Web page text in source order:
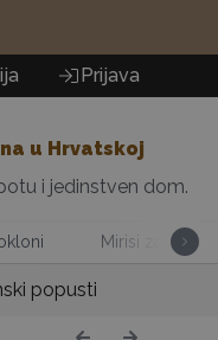
Prijava
u Hrvatskoj
i jedinstven dom.
Mirisi za Dom
popusti